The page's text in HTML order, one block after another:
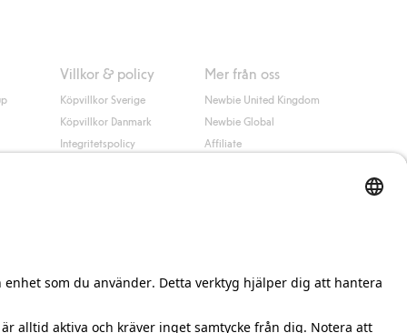
Villkor & policy
Köpvillkor Sverige
Köpvillkor Danmark
Integritetspolicy
Mer från oss
Newbie United Kingdom
Newbie Global
Affiliate